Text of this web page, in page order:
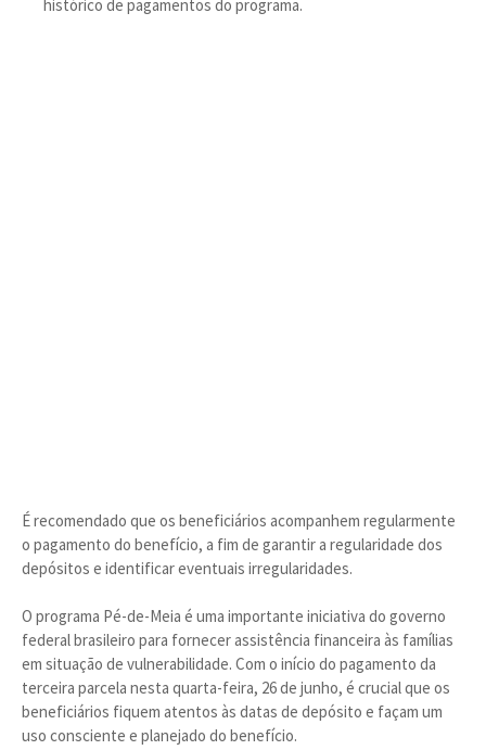
histórico de pagamentos do programa.
É recomendado que os beneficiários acompanhem regularmente
o pagamento do benefício, a fim de garantir a regularidade dos
depósitos e identificar eventuais irregularidades.
O programa Pé-de-Meia é uma importante iniciativa do governo
federal brasileiro para fornecer assistência financeira às famílias
em situação de vulnerabilidade. Com o início do pagamento da
terceira parcela nesta quarta-feira, 26 de junho, é crucial que os
beneficiários fiquem atentos às datas de depósito e façam um
uso consciente e planejado do benefício.